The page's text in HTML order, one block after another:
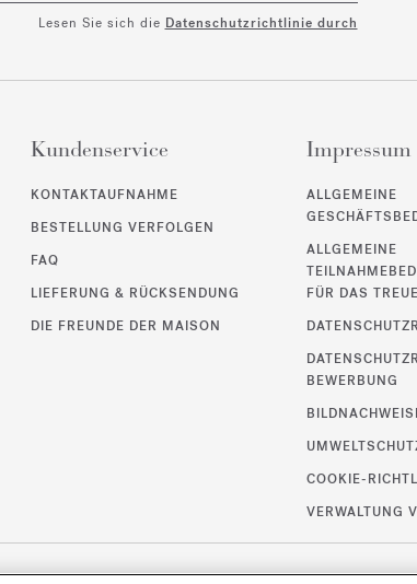
Lesen Sie sich die Datenschutzrichtlinie durch
Kundenservice
KONTAKTAUFNAHME
BESTELLUNG VERFOLGEN
FAQ
LIEFERUNG & RÜCKSENDUNG
DIE FREUNDE DER MAISON
Impressum
ALLGEMEINE
ALLGEMEINE
FÜR DAS
BEWERBUNG
COOKIE-
VERWALTUNG